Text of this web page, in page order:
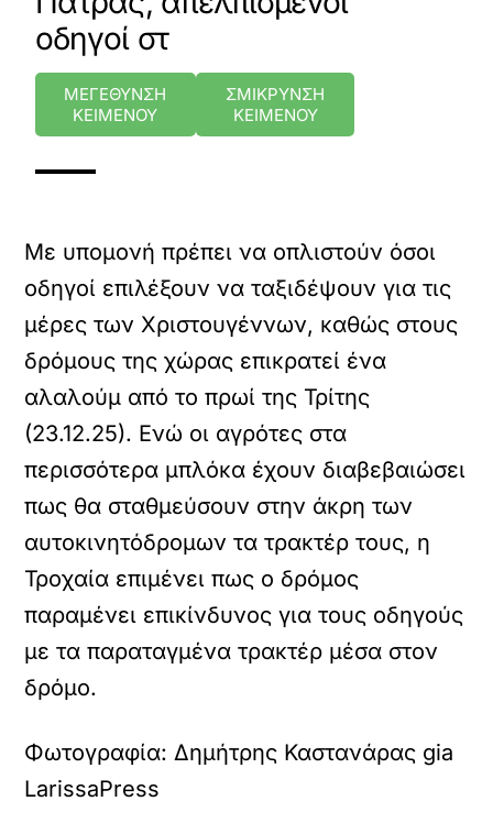
οδηγοί στ
ΜΕΓΕΘΥΝΣΗ
ΚΕΙΜΕΝΟΥ
ΣΜΙΚΡΥΝΣΗ
ΚΕΙΜΕΝΟΥ
Με υπομονή πρέπει να οπλιστούν όσοι
οδηγοί επιλέξουν να ταξιδέψουν για τις
μέρες των Χριστουγέννων, καθώς στους
δρόμους της χώρας επικρατεί ένα
αλαλούμ από το πρωί της Τρίτης
(23.12.25). Ενώ οι αγρότες στα
περισσότερα μπλόκα έχουν διαβεβαιώσει
πως θα σταθμεύσουν στην άκρη των
αυτοκινητόδρομων τα τρακτέρ τους, η
Τροχαία επιμένει πως ο δρόμος
παραμένει επικίνδυνος για τους οδηγούς
με τα παραταγμένα τρακτέρ μέσα στον
δρόμο.
Φωτογραφία: Δημήτρης Καστανάρας gia
LarissaPress